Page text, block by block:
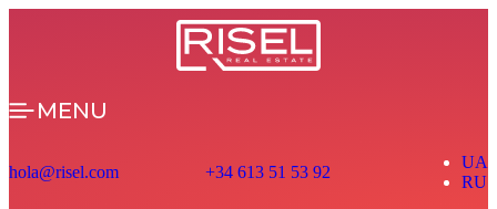
MENU
hola@risel.com +34 613 51 53 92
UA
RU